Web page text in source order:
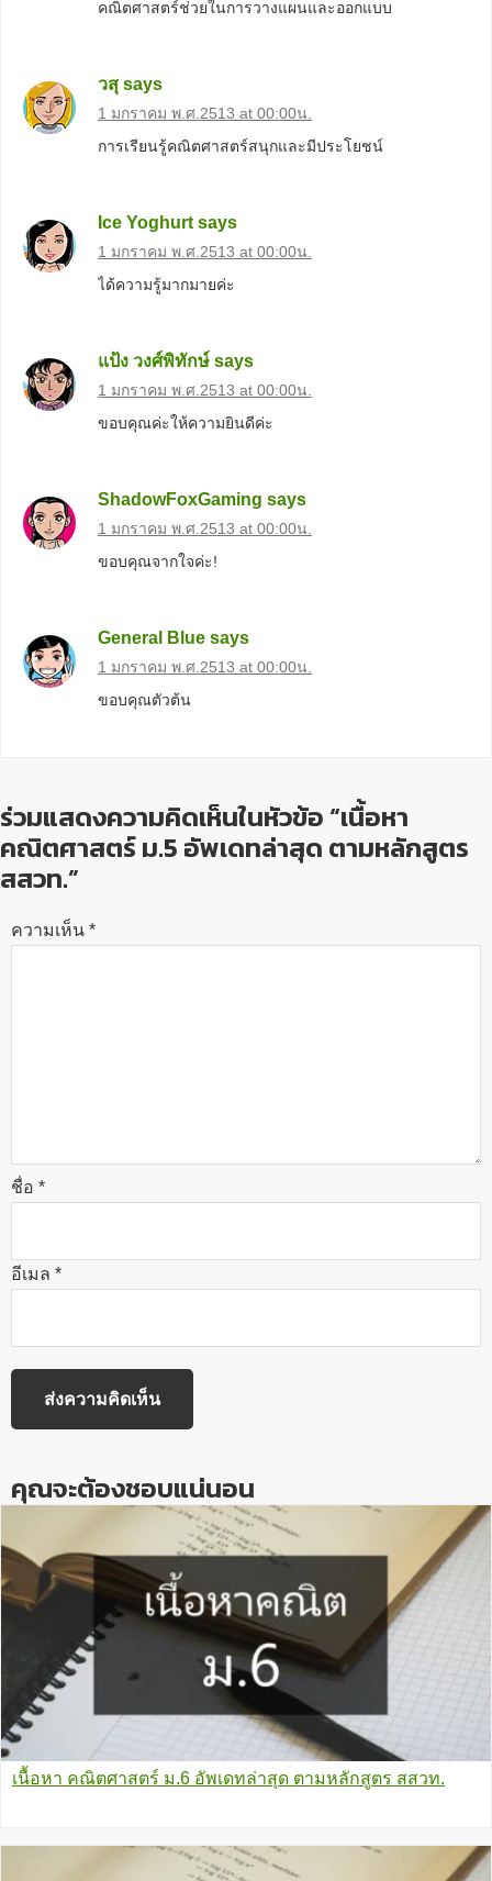
คณิตศาสตร์ช่วยในการวางแผนและออกแบบ
วสุ says
1 มกราคม พ.ศ.2513 at 00:00น.
การเรียนรู้คณิตศาสตร์สนุกและมีประโยชน์
Ice Yoghurt says
1 มกราคม พ.ศ.2513 at 00:00น.
ได้ความรู้มากมายค่ะ
แป้ง วงศ์พิทักษ์ says
1 มกราคม พ.ศ.2513 at 00:00น.
ขอบคุณค่ะให้ความยินดีค่ะ
ShadowFoxGaming says
1 มกราคม พ.ศ.2513 at 00:00น.
ขอบคุณจากใจค่ะ!
General Blue says
1 มกราคม พ.ศ.2513 at 00:00น.
ขอบคุณตัวต้น
ร่วมแสดงความคิดเห็นในหัวข้อ “เนื้อหา
คณิตศาสตร์ ม.5 อัพเดทล่าสุด ตามหลักสูตร
สสวท.”
ความเห็น *
ชื่อ *
อีเมล *
คุณจะต้องชอบแน่นอน
เนื้อหา คณิตศาสตร์ ม.6 อัพเดทล่าสุด ตามหลักสูตร สสวท.